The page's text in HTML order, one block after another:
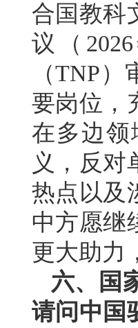
合国教科
议（
（TNP
要岗位，
在多边领
义，反
热点以及
中方愿继
更大助力
六、国
请问中国